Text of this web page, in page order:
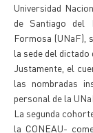
Universidad
de Santiago del
Formosa (UNaF),
la sede del dictado
Justamente, el
las nombradas
personal de la
La segunda
la CONEAU-